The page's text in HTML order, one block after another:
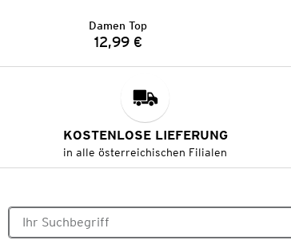
Damen Top
Preis:
12,99 €
KOSTENLOSE LIEFERUNG
in alle österreichischen Filialen